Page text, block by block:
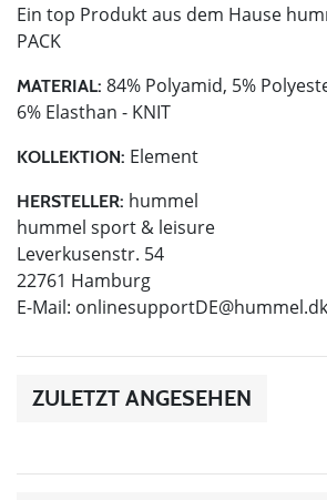
Ein top Produkt aus dem Hause
PACK
MATERIAL: 84% Polyamid, 5%
6% Elasthan - KNIT
KOLLEKTION: Element
HERSTELLER: hummel
hummel sport & leisure
Leverkusenstr. 54
22761 Hamburg
E-Mail: onlinesupportDE@hummel.dk
ZULETZT ANGESEHEN